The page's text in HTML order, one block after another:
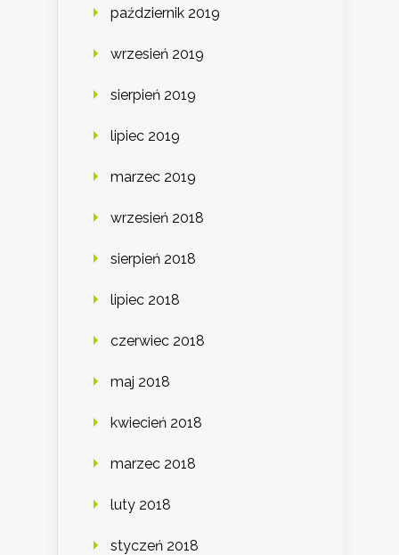
październik 2019
wrzesień 2019
sierpień 2019
lipiec 2019
marzec 2019
wrzesień 2018
sierpień 2018
lipiec 2018
czerwiec 2018
maj 2018
kwiecień 2018
marzec 2018
luty 2018
styczeń 2018